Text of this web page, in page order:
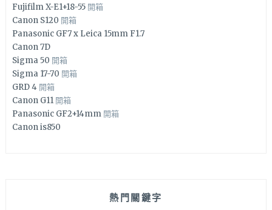
Fujifilm X-E1+18-55 開箱
Canon S120 開箱
Panasonic GF7 x Leica 15mm F1.7
Canon 7D
Sigma 50 開箱
Sigma 17-70 開箱
GRD 4 開箱
Canon G11 開箱
Panasonic GF2+14mm 開箱
Canon is850
熱門關鍵字